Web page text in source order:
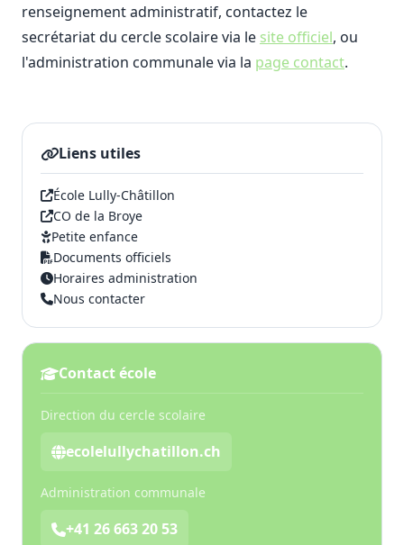
renseignement administratif, contactez le
secrétariat du cercle scolaire via le site officiel, ou
l'administration communale via la page contact.
Liens utiles
École Lully-Châtillon
CO de la Broye
Petite enfance
Documents officiels
Horaires administration
Nous contacter
Contact école
Direction du cercle scolaire
ecolelullychatillon.ch
Administration communale
+41 26 663 20 53